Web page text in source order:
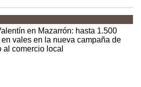
en Mazarrón: hasta 1.500
en vales en la nueva campaña de
al comercio local